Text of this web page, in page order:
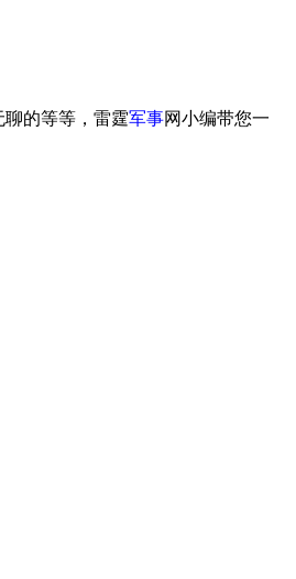
的等等，雷霆军事网小编带您一